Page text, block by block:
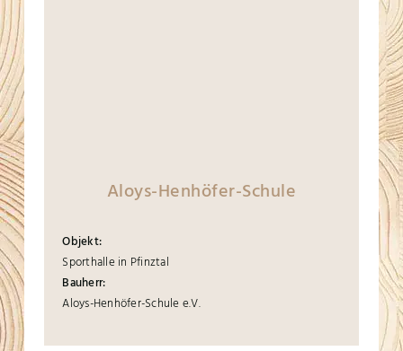
Aloys-Henhöfer-Schule
Objekt:
Sporthalle in Pfinztal
Bauherr:
Aloys-Henhöfer-Schule e.V.